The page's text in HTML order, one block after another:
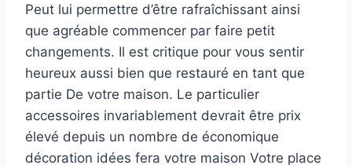
Peut lui permettre d’être rafraîchissant ainsi
que agréable commencer par faire petit
changements. Il est critique pour vous sentir
heureux aussi bien que restauré en tant que
partie De votre maison. Le particulier
accessoires invariablement devrait être prix
élevé depuis un nombre de économique
décoration idées fera votre maison Votre place